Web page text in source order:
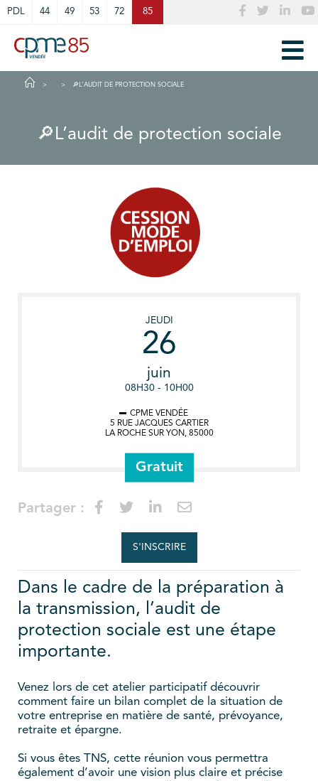
PDL 44 49 53 72 85
🔎L’AUDIT DE PROTECTION SOCIALE
🔎L’audit de protection sociale
JEUDI
26
juin
08H30 - 10H00
CPME VENDÉE
5 RUE JACQUES CARTIER
LA ROCHE SUR YON, 85000
Gratuit
Partager :
S'INSCRIRE
Dans le cadre de la préparation à
la transmission, l’audit de
protection sociale est une étape
importante.
Venez lors de cet atelier participatif découvrir
comment faire un bilan complet de la situation de
votre entreprise en matière de santé, prévoyance,
retraite et épargne.
Si vous êtes TNS, cette réunion vous permettra
également d’avoir une vision plus claire et précise
Cookies management panel